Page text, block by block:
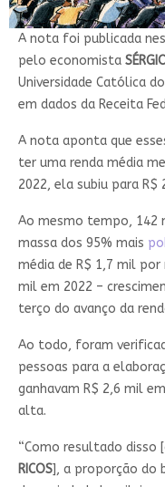
A nota foi publicada
pelo economista
Universidade Católica
em dados da Receita
A nota aponta que
ter uma renda média
2022, ela subiu para
Ao mesmo tempo, 142
massa dos 95% mais
média de R$ 1,7 mil por
mil em 2022 –
terço do avanço da
Ao todo, foram
pessoas para a
ganhavam R$ 2,6 mil
alta.
“Como resultado disso
RICOS], a proporção do